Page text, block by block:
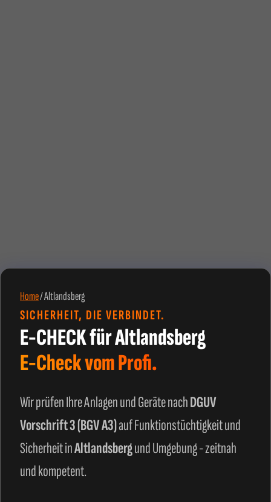
Home/Altlandsberg
SICHERHEIT, DIE VERBINDET.
E-CHECK für Altlandsberg
E-Check vom Profi.
Wir prüfen Ihre Anlagen und Geräte nachDGUV
Vorschrift 3 (BGV A3)auf Funktionstüchtigkeit und
Sicherheit inAltlandsbergund Umgebung - zeitnah
und kompetent.